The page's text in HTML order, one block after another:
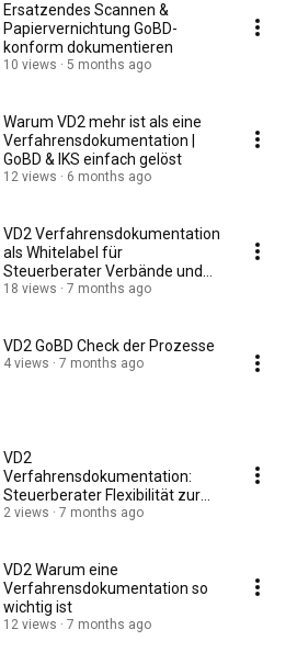
Ersatzendes Scannen &
Papiervernichtung GoBD-
konform dokumentieren
10 views 5 months ago
Warum VD2 mehr ist als eine
Verfahrensdokumentation |
GoBD & IKS einfach gelöst
12 views 6 months ago
VD2 Verfahrensdokumentation
als Whitelabel für
Steuerberater Verbände und
Steuerberatergruppen
18 views 7 months ago
VD2 GoBD Check der Prozesse
4 views 7 months ago
VD2
Verfahrensdokumentation:
Steuerberater Flexibilität zur
Zeiteinteilung
2 views 7 months ago
VD2 Warum eine
Verfahrensdokumentation so
wichtig ist
12 views 7 months ago